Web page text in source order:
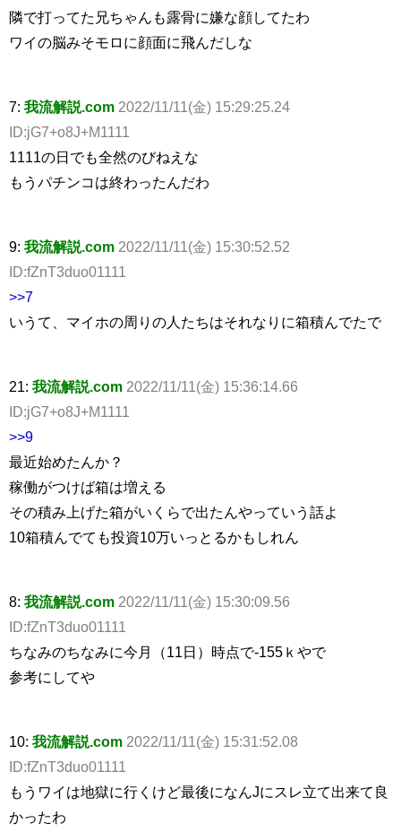
隣で打ってた兄ちゃんも露骨に嫌な顔してたわ
ワイの脳みそモロに顔面に飛んだしな
7: 我流解説.com 2022/11/11(金) 15:29:25.24
ID:jG7+o8J+M1111
1111の日でも全然のびねえな
もうパチンコは終わったんだわ
9: 我流解説.com 2022/11/11(金) 15:30:52.52
ID:fZnT3duo01111
>>7
いうて、マイホの周りの人たちはそれなりに箱積んでたで
21: 我流解説.com 2022/11/11(金) 15:36:14.66
ID:jG7+o8J+M1111
>>9
最近始めたんか？
稼働がつけば箱は増える
その積み上げた箱がいくらで出たんやっていう話よ
10箱積んでても投資10万いっとるかもしれん
8: 我流解説.com 2022/11/11(金) 15:30:09.56
ID:fZnT3duo01111
ちなみのちなみに今月（11日）時点で-155ｋやで
参考にしてや
10: 我流解説.com 2022/11/11(金) 15:31:52.08
ID:fZnT3duo01111
もうワイは地獄に行くけど最後になんJにスレ立て出来て良
かったわ